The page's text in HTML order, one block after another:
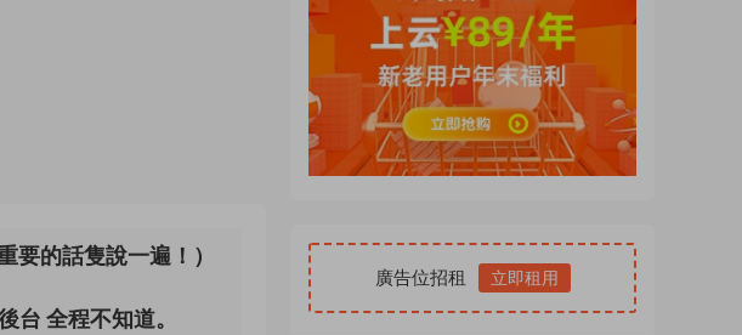
的話隻說一遍！）
台 全程不知道。
廣告位招租 立即租用